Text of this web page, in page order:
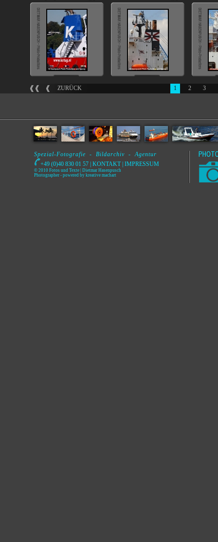
ZURÜCK 1 2 3
Spezial-Fotografie - Bildarchiv - Agentur
+49 (0)40 830 01 57 | KONTAKT| IMPRESSUM
© 2010 Fotos und Texte | Dietmar Hasenpusch
Photographer - powered by kreative machart